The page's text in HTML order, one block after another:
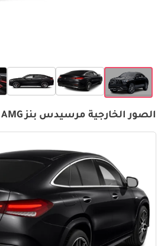
الصور الخارجية مرسيدس بنز GLE 53 AMG كوبيه